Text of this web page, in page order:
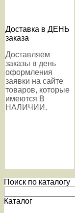
Доставка в ДЕНЬ
заказа
Доставляем
заказы в день
оформления
заявки на сайте
товаров, которые
имеются В
НАЛИЧИИ.
Поиск по каталогу
Каталог